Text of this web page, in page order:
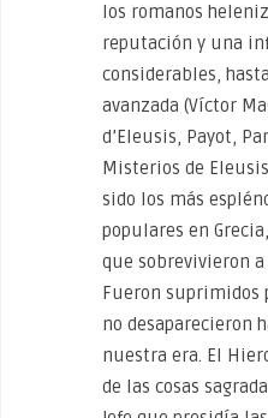
los romanos
reputación y una
considerables,
avanzada (Víctor
d’Eleusis, Payot,
Misterios de
sido los más
populares en
que sobrevivieron a
Fueron suprimidos
no desaparecieron
nuestra era. El
de las cosas